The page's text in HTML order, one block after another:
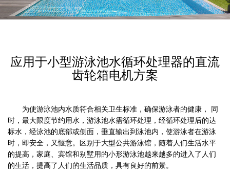
应用于小型游泳池水循环处理器的直流
齿轮箱电机方案
为使游泳池内水质符合相关卫生标准，确保游泳者的健康， 同
时，最大限度节约用水，游泳池水需循环处理，经循环处理后的达
标水，经泳池的底部或侧面，垂直输出到泳池内，使游泳者在游泳
时，即安全，又惬意。区别于大型公共游泳馆，随着人们生活水平
的提高，家庭、宾馆和别墅用的小形游泳池越来越多的进入了人们
的生活，提高了人们的生活品质，具有良好的前景。